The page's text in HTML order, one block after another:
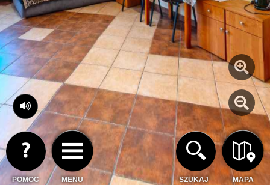
MENU MAPA
POMOC SZUKAJ